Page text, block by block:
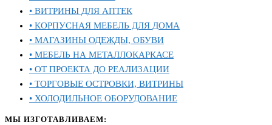
• ВИТРИНЫ ДЛЯ АПТЕК
• КОРПУСНАЯ МЕБЕЛЬ ДЛЯ ДОМА
• МАГАЗИНЫ ОДЕЖДЫ, ОБУВИ
• МЕБЕЛЬ НА МЕТАЛЛОКАРКАСЕ
• ОТ ПРОЕКТА ДО РЕАЛИЗАЦИИ
• ТОРГОВЫЕ ОСТРОВКИ, ВИТРИНЫ
• ХОЛОДИЛЬНОЕ ОБОРУДОВАНИЕ
МЫ ИЗГОТАВЛИВАЕМ: